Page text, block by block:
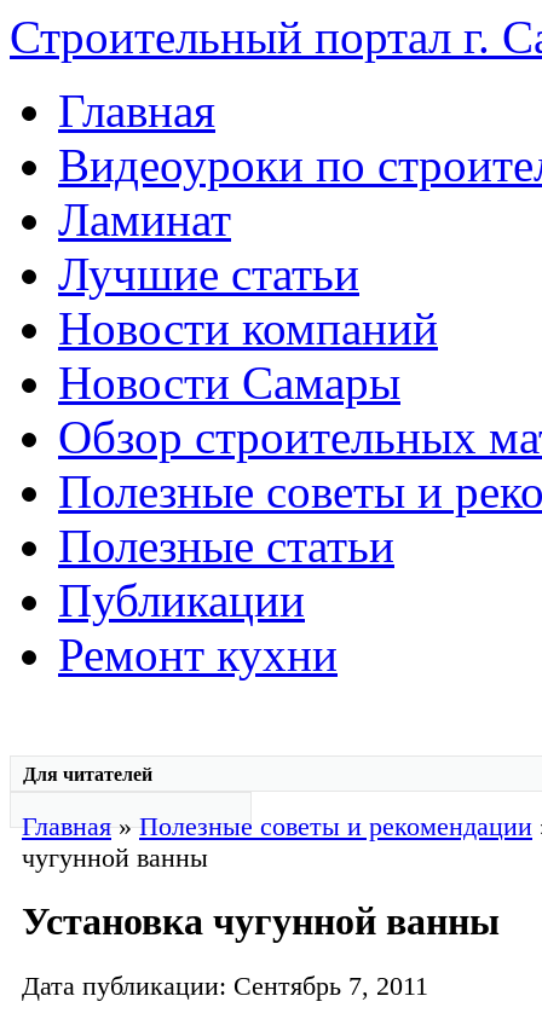
Строительный портал г.
Главная
Видеоуроки по
Ламинат
Лучшие статьи
Новости компаний
Новости Самары
Обзор строительных
Полезные советы и
Полезные статьи
Публикации
Ремонт кухни
Для читателей
Главная»Полезные советы и рекомендации
чугунной ванны
Установка чугунной ванны
Дата публикации: Сентябрь 7, 2011